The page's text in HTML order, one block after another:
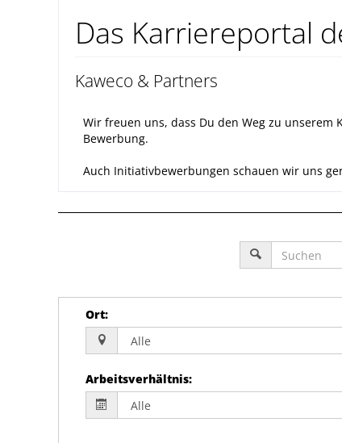
Das Karriereportal
Kaweco & Partners
Wir freuen uns, dass Du den Weg zu
Bewerbung.
Auch Initiativbewerbungen schauen wir uns
Ort:
Arbeitsverhältnis: